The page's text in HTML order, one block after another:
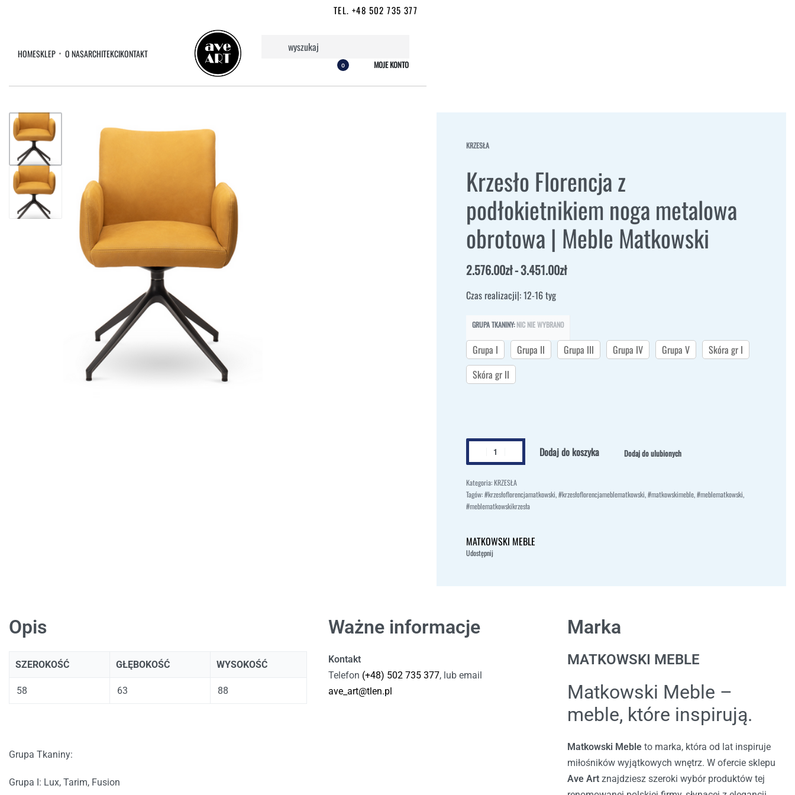
TEL. +48 502 735 377
HOMESKLEP O NASARCHITEKCIKONTAKT
0 MOJE KONTO
KRZESŁA
Krzesło Florencja z
podłokietnikiem noga metalowa
obrotowa | Meble Matkowski
2.576.00zł 3.451.00zł
Czas realizacji|: 12-16 tyg
GRUPA TKANINY: NIC NIE WYBRANO
Grupa I Grupa II Grupa III Grupa IV Grupa V
Skóra gr I
Skóra gr II
Dodaj do koszyka Dodaj do ulubionych
Kategoria:KRZESŁA
Tagów:#krzesłoflorencjamatkowski,#krzesłoflorencjameblematkowski,#matkowskimeble,#meblematkowski,
#meblematkowskikrzesła
MATKOWSKI MEBLE
Udostępnij
Opis
SZEROKOŚĆ GŁĘBOKOŚĆ WYSOKOŚĆ
58 63 88
Grupa Tkaniny:
Grupa I: Lux, Tarim, Fusion
Ważne informacje
Kontakt
Telefon (+48) 502 735 377, lub email
ave_art@tlen.pl
Marka
MATKOWSKI MEBLE
Matkowski Meble –
meble, które inspirują.
Matkowski Meble to marka, która od lat inspiruje
miłośników wyjątkowych wnętrz. W ofercie sklepu
Ave Art znajdziesz szeroki wybór produktów tej